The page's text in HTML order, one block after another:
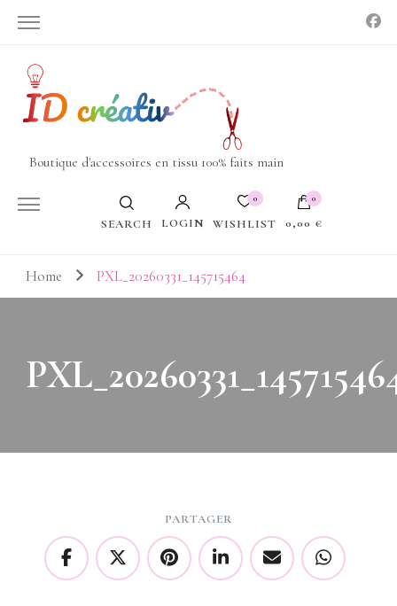
Boutique d'accessoires en tissu 100% faits main
SEARCH LOGIN
0
WISHLIST
0
0,00 €
Votre panier est vide.
Home PXL_20260331_145715464
PARTAGER